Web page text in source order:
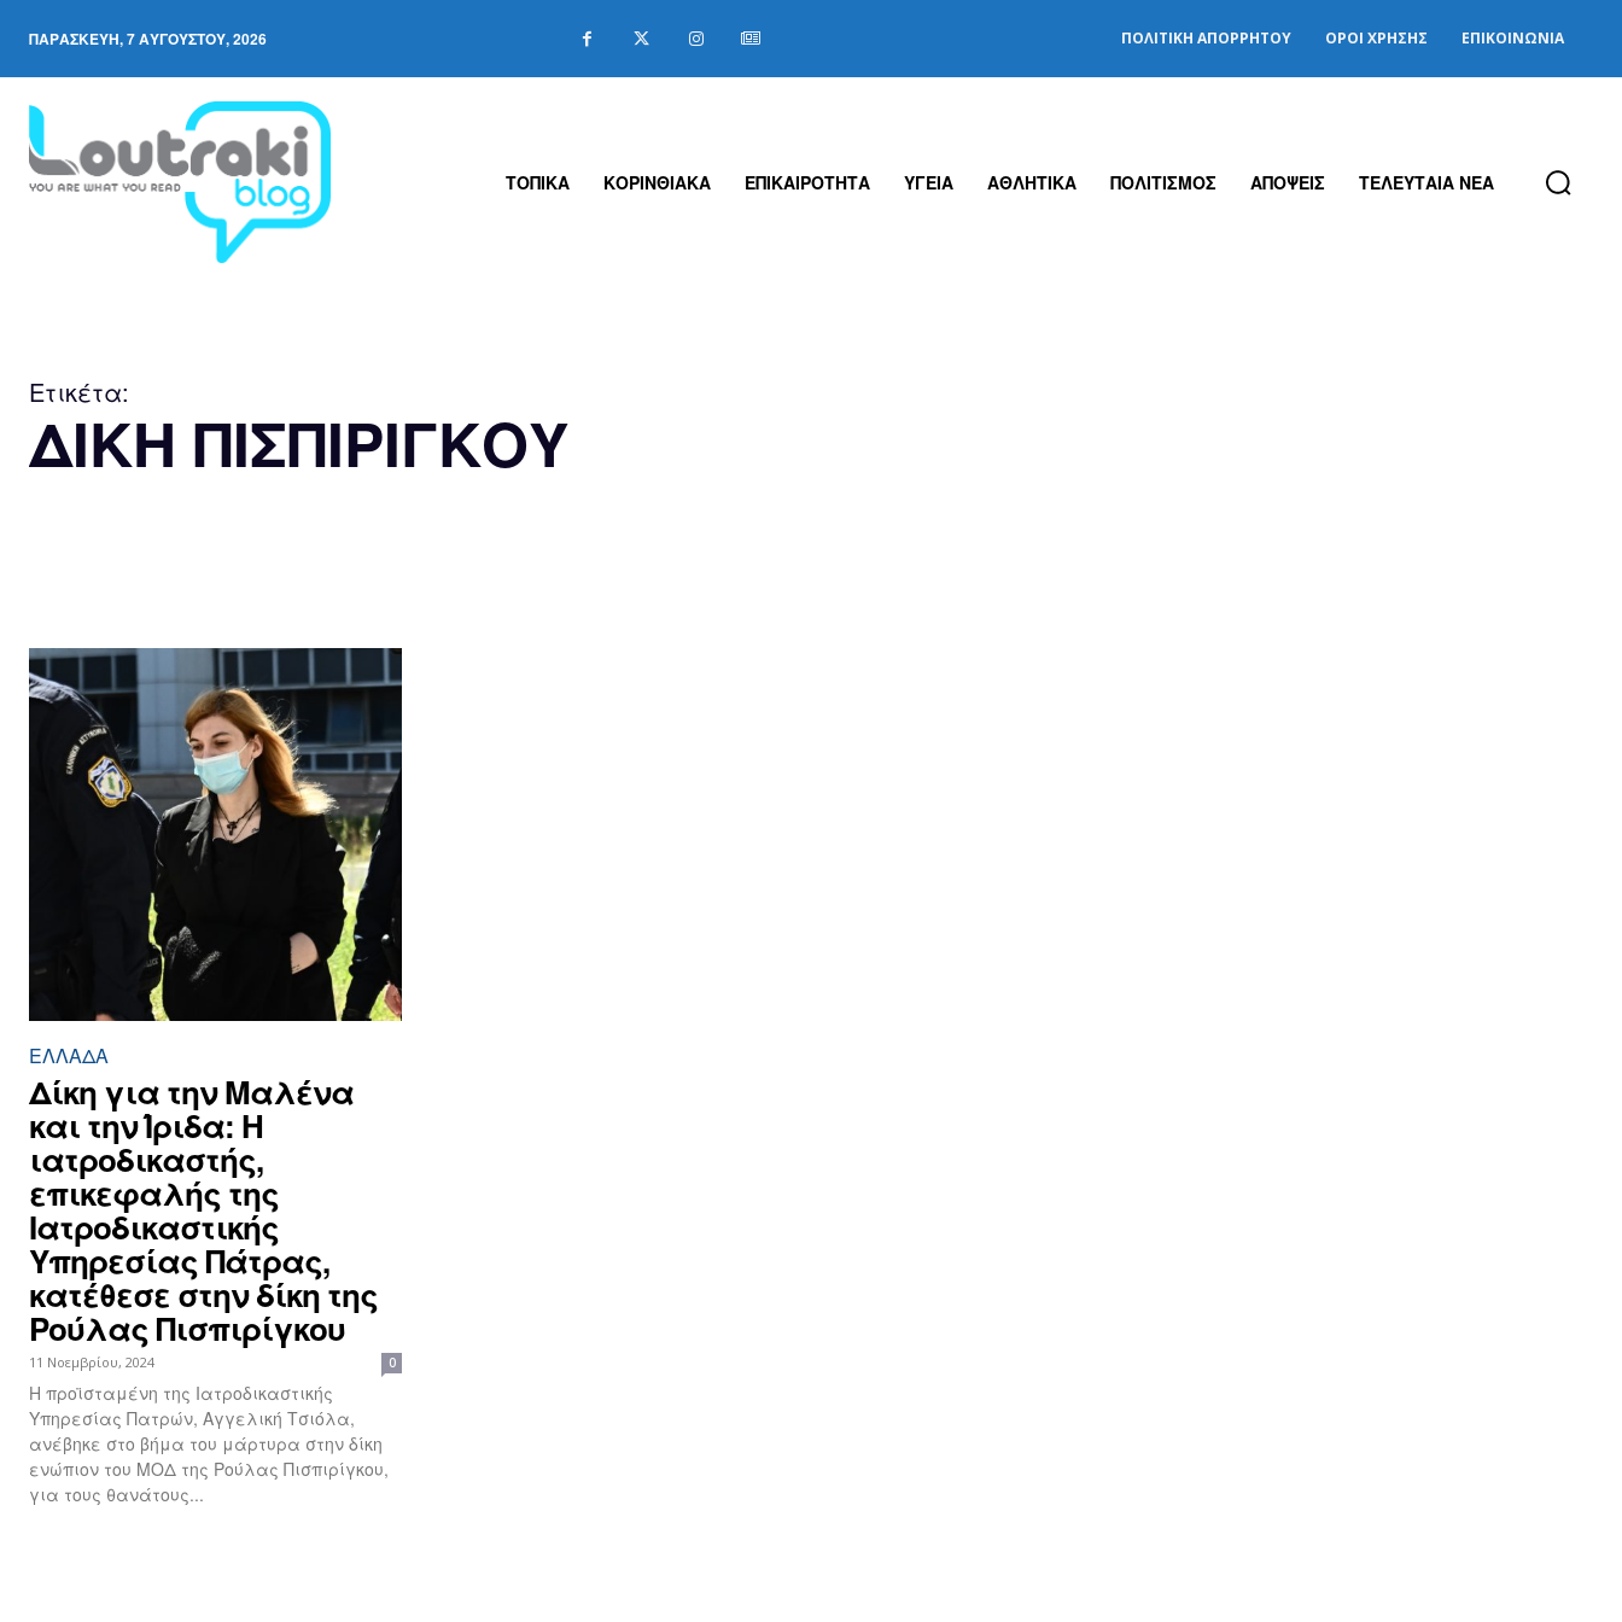
ΠΑΡΑΣΚΕΥΉ, 7 ΑΥΓΟΎΣΤΟΥ, 2026 ΠΟΛΙΤΙΚΉ ΑΠΟΡΡΉΤΟΥ ΌΡΟΙ ΧΡΉΣΗΣ ΕΠΙΚΟΙΝΩΝΊΑ
ΤΟΠΙΚΑ ΚΟΡΙΝΘΙΑΚΑ ΕΠΙΚΑΙΡΟΤΗΤΑ ΥΓΕΙΑ ΑΘΛΗΤΙΚΑ ΠΟΛΙΤΙΣΜΟΣ ΑΠΟΨΕΙΣ ΤΕΛΕΥΤΑΙΑ ΝΕΑ
Ετικέτα:
ΔΙΚΗ ΠΙΣΠΙΡΙΓΚΟΥ
ΕΛΛΆΔΑ
Δίκη για την Μαλένα
και την Ίριδα: Η
ιατροδικαστής,
επικεφαλής της
Ιατροδικαστικής
Υπηρεσίας Πάτρας,
κατέθεσε στην δίκη της
Ρούλας Πισπιρίγκου
11 Νοεμβρίου, 2024 0
Η προϊσταμένη της Ιατροδικαστικής
Υπηρεσίας Πατρών, Αγγελική Τσιόλα,
ανέβηκε στο βήμα του μάρτυρα στην δίκη
ενώπιον του ΜΟΔ της Ρούλας Πισπιρίγκου,
για τους θανάτους...